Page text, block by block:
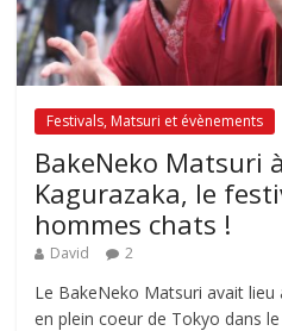
Festivals, Matsuri et évènements
BakeNeko Matsuri à
Kagurazaka, le
hommes chats !
David 2
Le BakeNeko Matsuri avait lieu
en plein coeur de Tokyo dans